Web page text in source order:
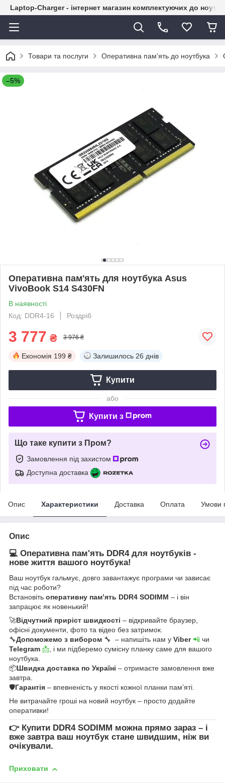
Laptop-Charger - інтернет магазин комплектуючих до
Товари та послуги Оперативна пам'ять до ноутбука
–5%
Оперативна пам'ять для ноутбука Asus
VivoBook S14 S430FN
В наявності
Код: DDR4-16
Роздріб
3 777 ₴ 3 976 ₴
Економія 199 ₴ Залишилось 26 днів
Купити
або
Купити з
Що таке купити з Пром?
Замовлення під захистом
Доступна доставка
Опис Характеристики Доставка Оплата Умови
Опис
💻 Оперативна пам'ять DDR4 для ноутбуків -
нове життя вашого ноутбука!
Ваш ноутбук гальмує, довго завантажує програми чи зависає
під час роботи?
Встановіть оперативну пам’ять DDR4 SODIMM – і він
запрацює як новенький!
🚀Відчутний приріст швидкості – відкривайте браузер,
офісні документи, фото та відео без затримок.
🔧Допоможемо з вибором 🔧 – напишіть нам у Viber📲 чи
Telegram 📩 , і ми підберемо сумісну планку саме для вашого
ноутбука.
📦Швидка доставка по Україні – отримаєте замовлення вже
завтра.
🛡Гарантія – впевненість у якості кожної планки пам’яті.
Не витрачайте гроші на новий ноутбук – просто додайте
оперативки!
👉 Купити DDR4 SODIMM можна прямо зараз – і
вже завтра ваш ноутбук стане швидшим, ніж ви
очікували.
Приховати